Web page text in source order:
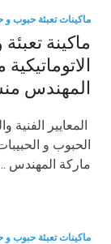
ماكينات تعبئة حبوب و
ماكينة
المهندس
المعايير الفنية
ماركة المهندس
ماكينات تعبئة حبوب و